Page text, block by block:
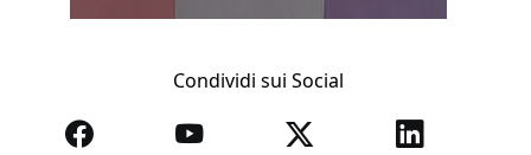
Condividi sui Social